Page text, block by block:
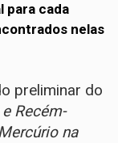
para cada
nelas
preliminar do
Recém-
na